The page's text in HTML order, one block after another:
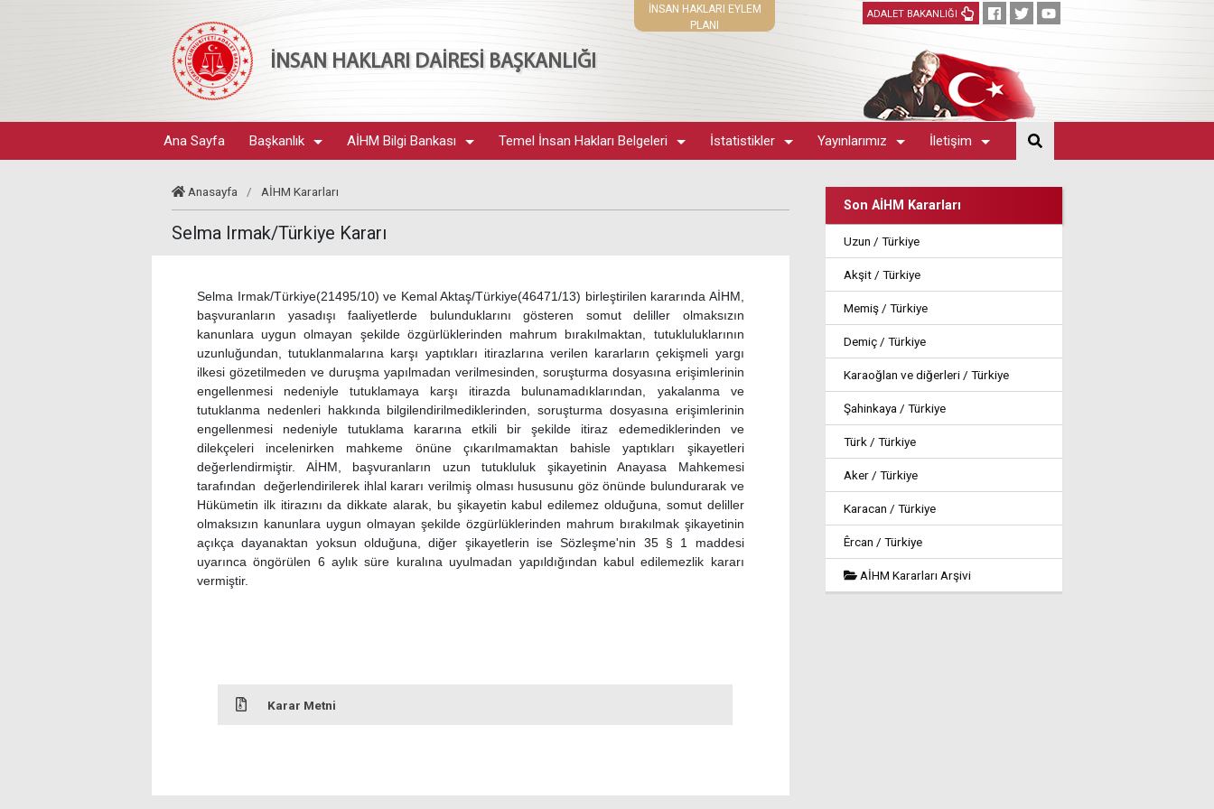
İNSAN HAKLARI DAİRESİ BAŞKANLIĞI
İNSAN HAKLARI EYLEM
PLANI
ADALET BAKANLIĞI
Ana Sayfa Başkanlık AİHM Bilgi Bankası Temel İnsan Hakları Belgeleri İstatistikler Yayınlarımız İletişim
Anasayfa / AİHM Kararları
Selma Irmak/Türkiye Kararı
Selma Irmak/Türkiye(21495/10) ve Kemal Aktaş/Türkiye(46471/13) birleştirilen kararında AİHM,
başvuranların yasadışı faaliyetlerde bulunduklarını gösteren somut deliller olmaksızın
kanunlara uygun olmayan şekilde özgürlüklerinden mahrum bırakılmaktan, tutukluluklarının
uzunluğundan, tutuklanmalarına karşı yaptıkları itirazlarına verilen kararların çekişmeli yargı
ilkesi gözetilmeden ve duruşma yapılmadan verilmesinden, soruşturma dosyasına erişimlerinin
engellenmesi nedeniyle tutuklamaya karşı itirazda bulunamadıklarından, yakalanma ve
tutuklanma nedenleri hakkında bilgilendirilmediklerinden, soruşturma dosyasına erişimlerinin
engellenmesi nedeniyle tutuklama kararına etkili bir şekilde itiraz edemediklerinden ve
dilekçeleri incelenirken mahkeme önüne çıkarılmamaktan bahisle yaptıkları şikayetleri
değerlendirmiştir. AİHM, başvuranların uzun tutukluluk şikayetinin Anayasa Mahkemesi
tarafından değerlendirilerek ihlal kararı verilmiş olması hususunu göz önünde bulundurarak ve
Hükümetin ilk itirazını da dikkate alarak, bu şikayetin kabul edilemez olduğuna, somut deliller
olmaksızın kanunlara uygun olmayan şekilde özgürlüklerinden mahrum bırakılmak şikayetinin
açıkça dayanaktan yoksun olduğuna, diğer şikayetlerin ise Sözleşme'nin 35 § 1 maddesi
uyarınca öngörülen 6 aylık süre kuralına uyulmadan yapıldığından kabul edilemezlik kararı
vermiştir.
Karar Metni
Son AİHM Kararları
Uzun / Türkiye
Akşit / Türkiye
Memiş / Türkiye
Demiç / Türkiye
Karaoğlan ve diğerleri / Türkiye
Şahinkaya / Türkiye
Türk / Türkiye
Aker / Türkiye
Karacan / Türkiye
Êrcan / Türkiye
AİHM Kararları Arşivi